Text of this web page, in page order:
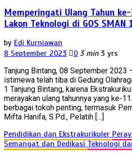
Memperingati Ulang Tahun
Lakon Teknologi di GOS
by Edi Kurniawan
8 September 2023
0 3 min 3 yrs
Tanjung Bintang, 08 September 2023
istimewa telah tiba di Gedung
1 Tanjung Bintang, karena
merayakan ulang tahunnya yang ke-
berbagai tokoh penting, termasuk
Mifta Hanifa, S.Pd., Pelatih […]
Pendidikan dan Ekstrakurikuler
Semangat dan Dedikasi Teknologi